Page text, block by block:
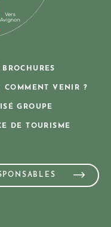
BROCHURES
COMMENT VENIR ?
GROUPE
DE TOURISME